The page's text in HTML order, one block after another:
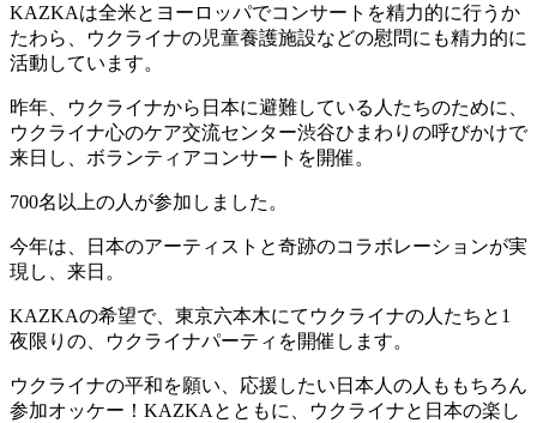
KAZKAは全米とヨーロッパでコンサートを精力的に行うか
たわら、ウクライナの児童養護施設などの慰問にも精力的に
活動しています。
昨年、ウクライナから日本に避難している人たちのために、
ウクライナ心のケア交流センター渋谷ひまわりの呼びかけで
来日し、ボランティアコンサートを開催。
700名以上の人が参加しました。
今年は、日本のアーティストと奇跡のコラボレーションが実
現し、来日。
KAZKAの希望で、東京六本木にてウクライナの人たちと1
夜限りの、ウクライナパーティを開催します。
ウクライナの平和を願い、応援したい日本人の人ももちろん
参加オッケー！KAZKAとともに、ウクライナと日本の楽し